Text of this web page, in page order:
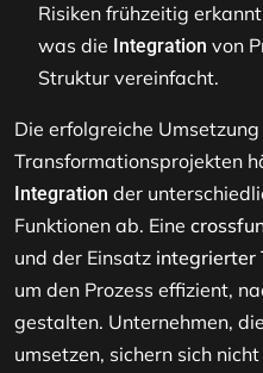
Risiken frühzeitig
was die Integration von
Struktur vereinfacht.
Die erfolgreiche
Transformationsprojekten
Integration der
Funktionen ab. Eine
und der Einsatz integrierter
um den Prozess effizient,
gestalten. Unternehmen,
umsetzen, sichern sich